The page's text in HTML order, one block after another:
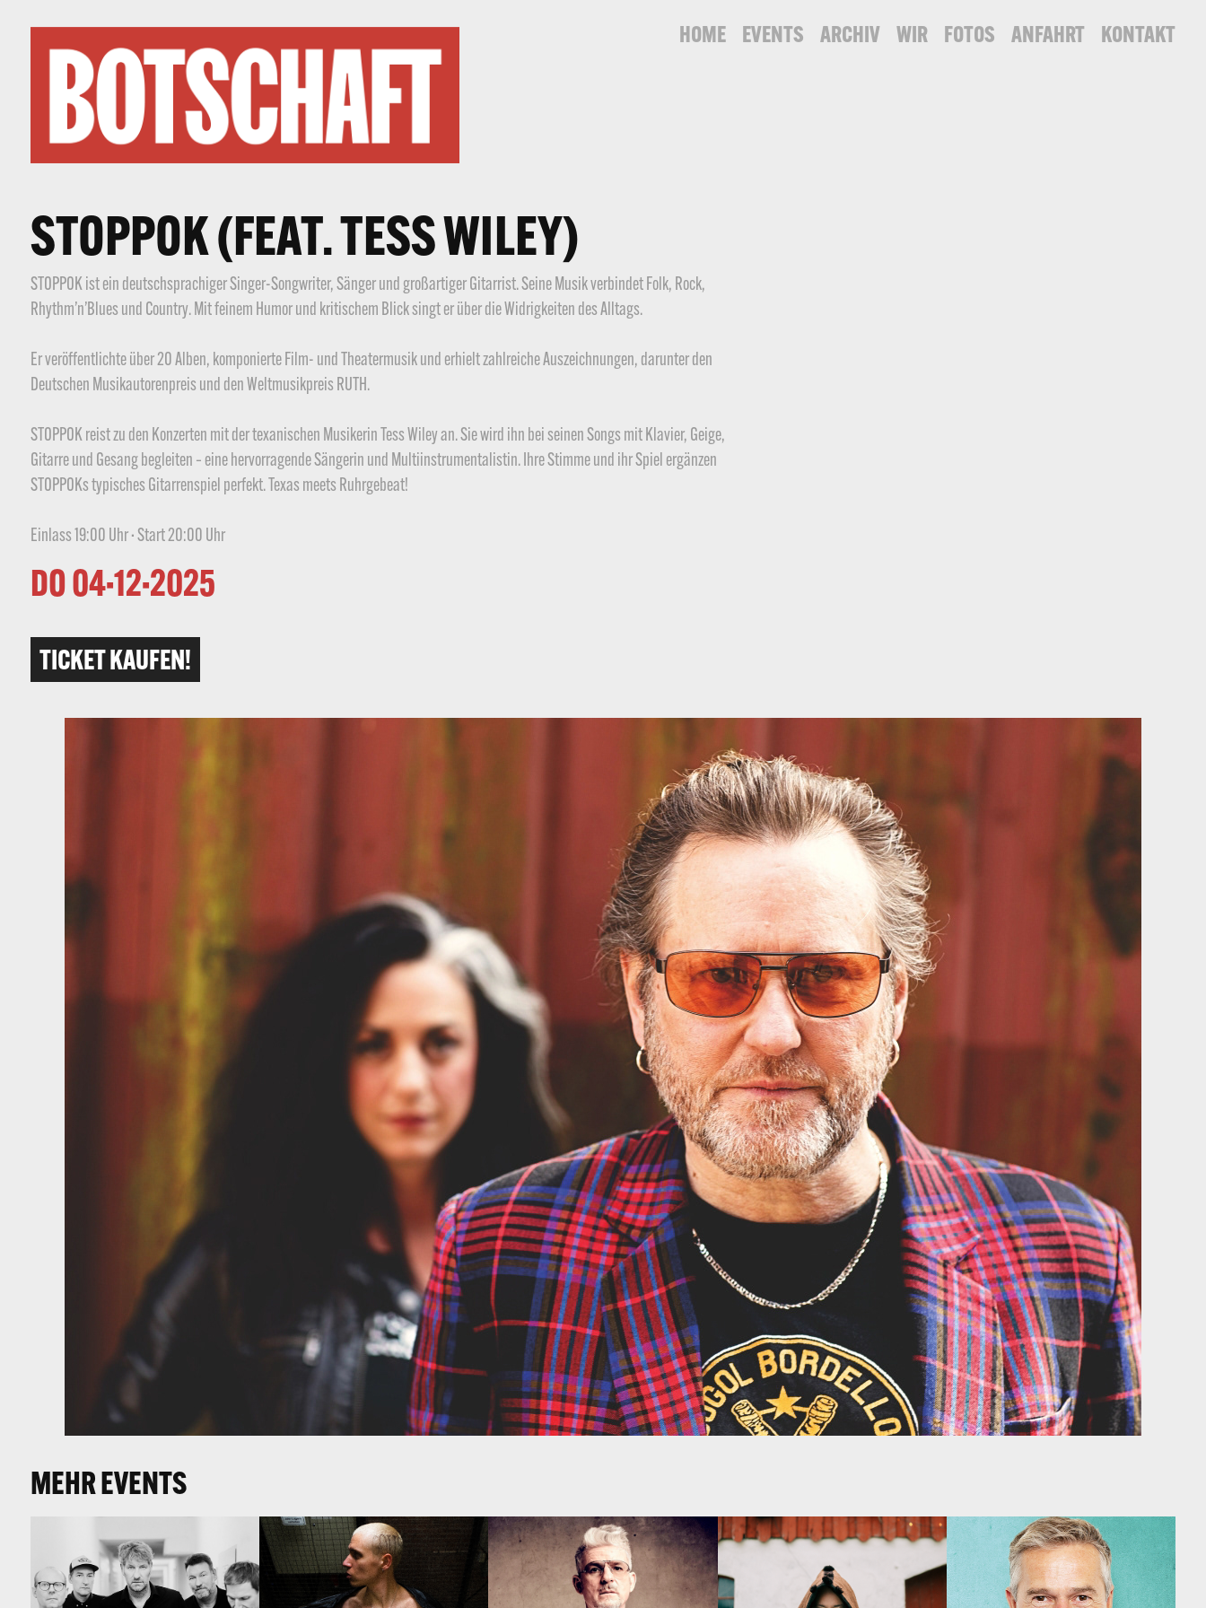
HOME EVENTS ARCHIV WIR FOTOS ANFAHRT KONTAKT
STOPPOK (FEAT. TESS WILEY)
STOPPOK ist ein deutschsprachiger Singer-Songwriter, Sänger und großartiger Gitarrist. Seine Musik verbindet Folk, Rock,
Rhythm’n’Blues und Country. Mit feinem Humor und kritischem Blick singt er über die Widrigkeiten des Alltags.
Er veröffentlichte über 20 Alben, komponierte Film- und Theatermusik und erhielt zahlreiche Auszeichnungen, darunter den
Deutschen Musikautorenpreis und den Weltmusikpreis RUTH.
STOPPOK reist zu den Konzerten mit der texanischen Musikerin Tess Wiley an. Sie wird ihn bei seinen Songs mit Klavier, Geige,
Gitarre und Gesang begleiten – eine hervorragende Sängerin und Multiinstrumentalistin. Ihre Stimme und ihr Spiel ergänzen
STOPPOKs typisches Gitarrenspiel perfekt. Texas meets Ruhrgebeat!
Einlass 19:00 Uhr · Start 20:00 Uhr
DO 04·12·2025
TICKET KAUFEN!
MEHR EVENTS
KETTCAR (D)
SA 18·01·2025
$OHO BANI + GbR +
FRYTZ (OPEN AIR)
FR 25·07·2025
HEINZ STRUNK (D)
FR 13·12·2014
MORGENLAND FESTIVAL
OSNABRÜCK - AMMAR
DIRK STEFFENS (D)
SA 14·03·2026